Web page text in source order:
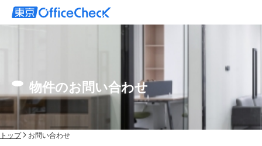
物件のお問い合わせ
トップ お問い合わせ